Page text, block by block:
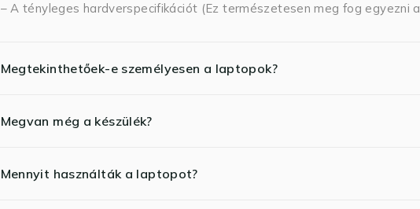
– A tényleges hardverspecifikációt (Ez természetesen meg fog egyezni
Megtekinthetőek-e személyesen a laptopok?
Megvan még a készülék?
Mennyit használták a laptopot?